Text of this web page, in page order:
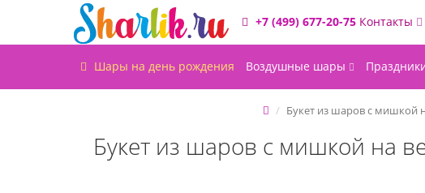
+7 (499) 677-20-75 Контакты
Шары на день рождения Воздушные шары
Букет из шаров с мишкой
Букет из шаров с мишкой на